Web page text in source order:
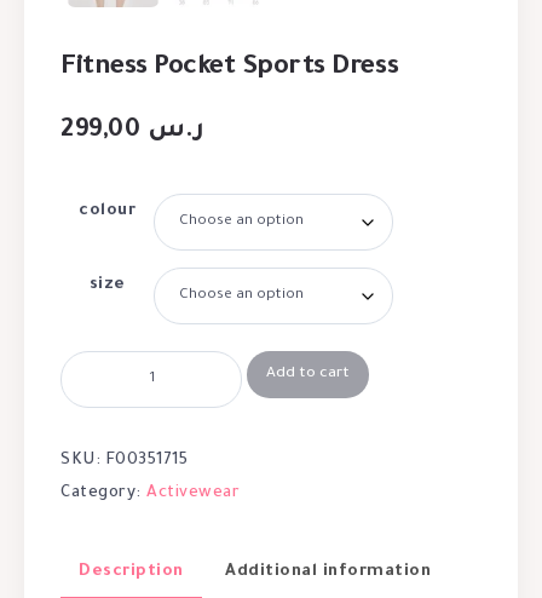
Fitness Pocket Sports Dress
ر.س
colour
size
Add to cart
SKU: F00351715
Category: Activewear
Description Additional information